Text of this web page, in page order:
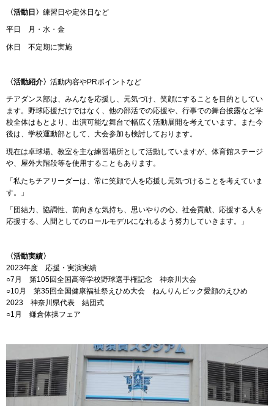
〈活動日〉 練習日や定休日など
平日 月・水・金
休日 不定期に実施
〈活動紹介〉 活動内容やPRポイントなど
チアダンス部は、みんなを応援し、元気づけ、笑顔にすることを目的としてい
ます。野球応援だけではなく、他の部活での応援や、行事での舞台披露など学
校全体はもとより、出演可能な舞台で幅広く活動展開を考えています。また今
後は、学校運動部として、大会参加も検討しております。
現在は卓球場、教室を主な練習場所として活動していますが、体育館ステージ
や、屋外大階段等を使用することもあります。
「私たちチアリーダーは、常に笑顔で人を応援し元気づけることを考えていま
す。」
「団結力、協調性、前向きな気持ち、思いやりの心、社会貢献、応援する人を
応援する、人間としてのロールモデルになれるよう努力していきます。」
〈活動実績〉
2023年度 応援・実演実績
○7月 第105回全国高等学校野球選手権記念 神奈川大会
○10月 第35回全国健康福祉祭えひめ大会 ねんりんピック愛顔のえひめ
2023 神奈川県代表 結団式
○1月 鎌倉体操フェア